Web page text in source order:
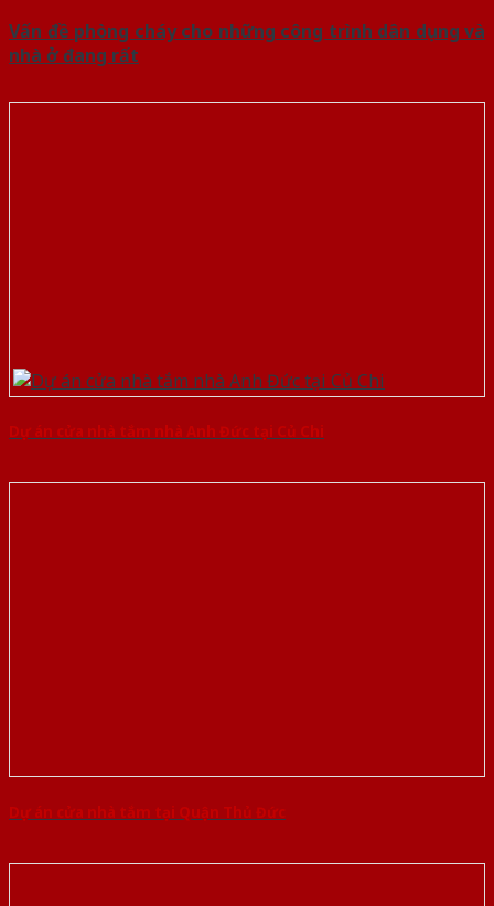
Vấn đề phòng cháy cho những công trình dân dụng và
nhà ở đang rất
Dự án cửa nhà tắm nhà Anh Đức tại Củ Chi
Dự án cửa nhà tắm tại Quận Thủ Đức